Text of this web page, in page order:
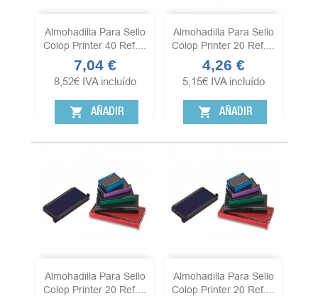
Almohadilla Para Sello
Colop Printer 40 Ref....
Precio
7,04 €
8,52€ IVA incluído
shopping_cart AÑADIR
Almohadilla Para Sello
Colop Printer 20 Ref....
Precio
4,26 €
5,15€ IVA incluído
shopping_cart AÑADIR
Almohadilla Para Sello
Colop Printer 20 Ref....
Almohadilla Para Sello
Colop Printer 20 Ref....